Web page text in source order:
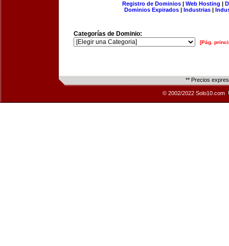
Registro de Dominios| Web Hosting |
Dominios Expirados | Industrias |
Categorías de Dominio:
[Pág.
** Precios
© 2002/2022 Solo10.com